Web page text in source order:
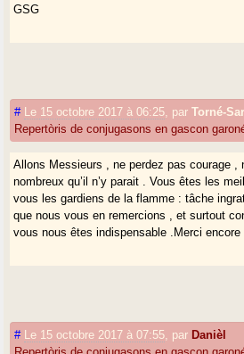
GSG
# Le 15 octobre 2017 à 06:25 parTorné-
Repertòris de conjugasons en gascon
Allons Messieurs , ne perdez pas courage ,
nombreux qu’il n’y parait . Vous êtes les
vous les gardiens de la flamme : tâche
que nous vous en remercions , et surtout
vous nous êtes indispensable .Merci encore .
# Le 15 octobre 2017 à 07:55 par Danièl